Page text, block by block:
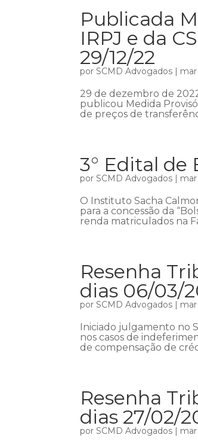
Publicada
IRPJ e da
29/12/22
porSCMD Advogados | mar
29 de dezembro de
publicou Medida
de preços de
3° Edital de
porSCMD Advogados | mar
O Instituto Sacha
para a concessão da
renda matriculados na
Resenha
dias 06/03/
porSCMD Advogados | mar
Iniciado julgamento no
nos casos de
de compensação de
Resenha
dias 27/02/
porSCMD Advogados | mar